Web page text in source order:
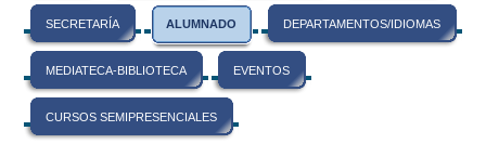
SECRETARÍA ALUMNADO DEPARTAMENTOS/IDIOMAS
MEDIATECA-BIBLIOTECA EVENTOS
CURSOS SEMIPRESENCIALES